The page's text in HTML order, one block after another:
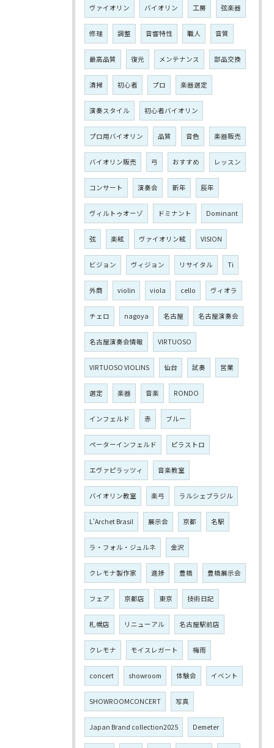
ヴァイオリン バイオリン 工房 弦楽器
修理 調整 音響特性 職人 音質
最高品質 復元 メンテナンス 部品交換
清掃 初心者 プロ 楽器選定
演奏スタイル 初心者バイオリン
プロ用バイオリン 品質 音色 楽器販売
バイオリン販売 弓 おすすめ レッスン
コンサート 演奏会 新年 辰年
ヴィルトゥオーゾ ドミナント Dominant
弦 楽絃 ヴァイオリン絃 VISION
ビジョン ヴィジョン リサイタル Ti
外商 violin viola cello ヴィオラ
チェロ nagoya 名古屋 名古屋演奏会
名古屋演奏会情報 VIRTUOSO
VIRTUOSO VIOLINS 仙台 試奏 営業
選定 楽器 音楽 RONDO
インフェルド 赤 ブルー
ペーターインフェルド ピラストロ
エヴァピラッツィ 音楽教室
バイオリン教室 楽弓 ラルシェブラジル
L'Archet Brasil 展示会 京都 名駅
ラ・フォル・ジュルネ 金沢
クレモナ製作家 進捗 豊橋 豊橋展示会
フェア 京都店 東京 技術日記
札幌店 リニューアル 名古屋駅前店
クレモナ モイスレガート 梅雨
concert showroom 体験会 イベント
SHOWROOMCONCERT 写真
Japan Brand collection2025 Demeter